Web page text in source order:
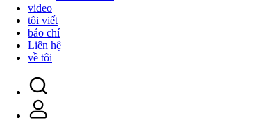
video
tôi viết
báo chí
Liên hệ
về tôi